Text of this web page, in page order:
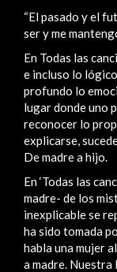
“El pasado y el
ser y me
En Todas las
e incluso lo
profundo lo
lugar donde uno
reconocer lo
explicarse,
De madre a hijo.
En ‘Todas las
madre- de los
inexplicable se
ha sido tomada
habla una mujer
a madre. Nuestra